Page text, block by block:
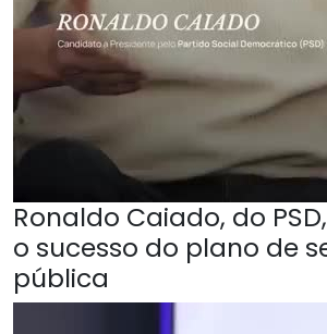
Ronaldo Caiado, do
o sucesso do plano de
pública